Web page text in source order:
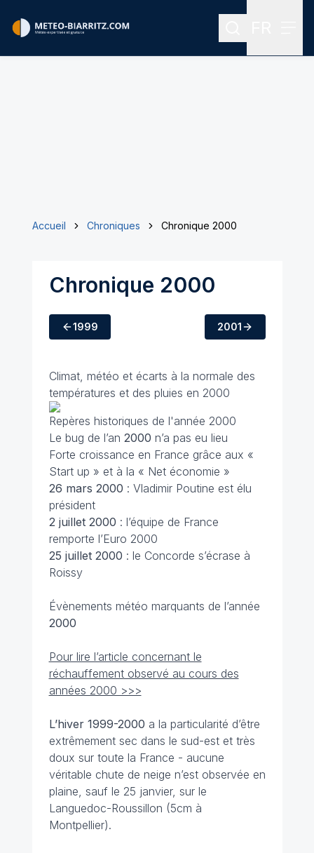
Rechercher
Accueil Chroniques Chronique 2000
Chronique 2000
1999 2001
Climat, météo et écarts à la normale des
températures et des pluies en 2000
Repères historiques de l'année 2000
Le bug de l’an 2000 n’a pas eu lieu
Forte croissance en France grâce aux «
Start up » et à la « Net économie »
26 mars 2000 : Vladimir Poutine est élu
président
2 juillet 2000 : l’équipe de France
remporte l’Euro 2000
25 juillet 2000 : le Concorde s’écrase à
Roissy
Évènements météo marquants de l’année
2000
Pour lire l’article concernant le
réchauffement observé au cours des
années 2000 >>>
L’hiver 1999-2000 a la particularité d’être
extrêmement sec dans le sud-est et très
doux sur toute la France - aucune
véritable chute de neige n’est observée en
plaine, sauf le 25 janvier, sur le
Languedoc-Roussillon (5cm à
Montpellier).